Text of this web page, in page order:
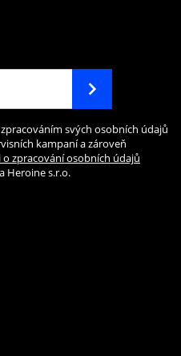
svých osobních údajů
kampaní a zároveň
zpracování osobních údajů
Heroine s.r.o.